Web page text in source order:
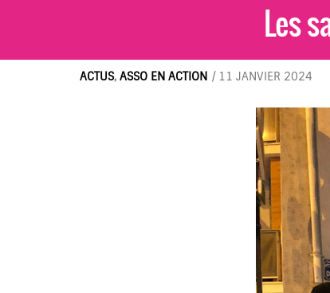
Les
ACTUS, ASSO EN ACTION / 11 JANVIER 2024